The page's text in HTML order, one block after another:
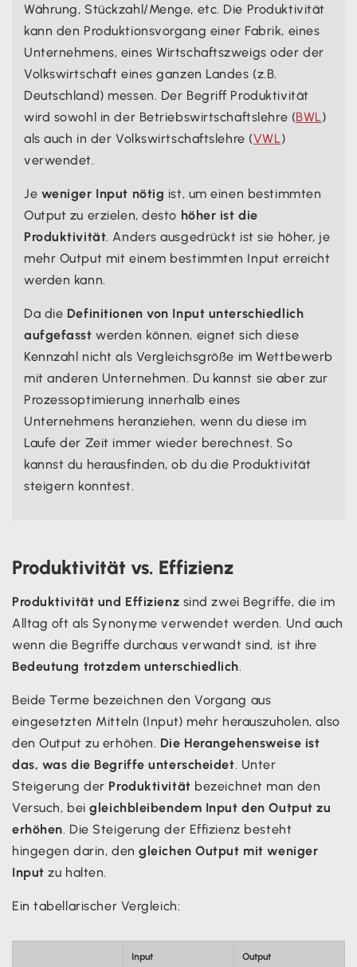
Währung, Stückzahl/Menge, etc. Die Produktivität
kann den Produktionsvorgang einer Fabrik, eines
Unternehmens, eines Wirtschaftszweigs oder der
Volkswirtschaft eines ganzen Landes (z.B.
Deutschland) messen. Der Begriff Produktivität
wird sowohl in der Betriebswirtschaftslehre (BWL)
als auch in der Volkswirtschaftslehre (VWL)
verwendet.
Je weniger Input nötig ist, um einen bestimmten
Output zu erzielen, desto höher ist die
Produktivität. Anders ausgedrückt ist sie höher, je
mehr Output mit einem bestimmten Input erreicht
werden kann.
Da die Definitionen von Input unterschiedlich
aufgefasst werden können, eignet sich diese
Kennzahl nicht als Vergleichsgröße im Wettbewerb
mit anderen Unternehmen. Du kannst sie aber zur
Prozessoptimierung innerhalb eines
Unternehmens heranziehen, wenn du diese im
Laufe der Zeit immer wieder berechnest. So
kannst du herausfinden, ob du die Produktivität
steigern konntest.
Produktivität vs. Effizienz
Produktivität und Effizienz sind zwei Begriffe, die im
Alltag oft als Synonyme verwendet werden. Und auch
wenn die Begriffe durchaus verwandt sind, ist ihre
Bedeutung trotzdem unterschiedlich.
Beide Terme bezeichnen den Vorgang aus
eingesetzten Mitteln (Input) mehr herauszuholen, also
den Output zu erhöhen. Die Herangehensweise ist
das, was die Begriffe unterscheidet. Unter
Steigerung der Produktivität bezeichnet man den
Versuch, beigleichbleibendem Input den Output zu
erhöhen. Die Steigerung der Effizienz besteht
hingegen darin, dengleichen Output mit weniger
Input zu halten.
Ein tabellarischer Vergleich:
Input Output